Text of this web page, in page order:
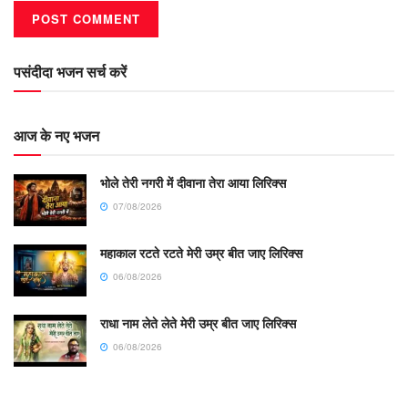
पसंदीदा भजन सर्च करें
आज के नए भजन
भोले तेरी नगरी में दीवाना तेरा आया लिरिक्स
07/08/2026
महाकाल रटते रटते मेरी उम्र बीत जाए लिरिक्स
06/08/2026
राधा नाम लेते लेते मेरी उम्र बीत जाए लिरिक्स
06/08/2026